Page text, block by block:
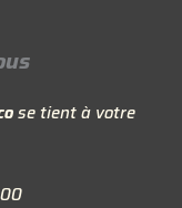
se tient à votre